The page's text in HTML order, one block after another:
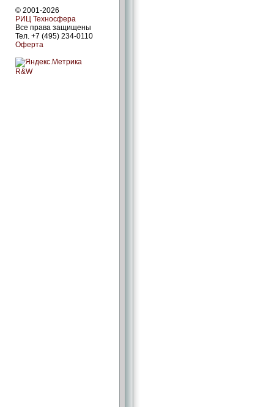
© 2001-2026
РИЦ Техносфера
Все права защищены
Тел. +7 (495) 234-0110
Оферта
R&W